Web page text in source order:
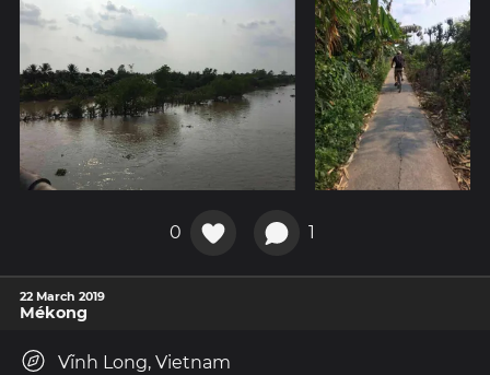
0 1
22 March 2019
Mékong
Vĩnh Long, Vietnam